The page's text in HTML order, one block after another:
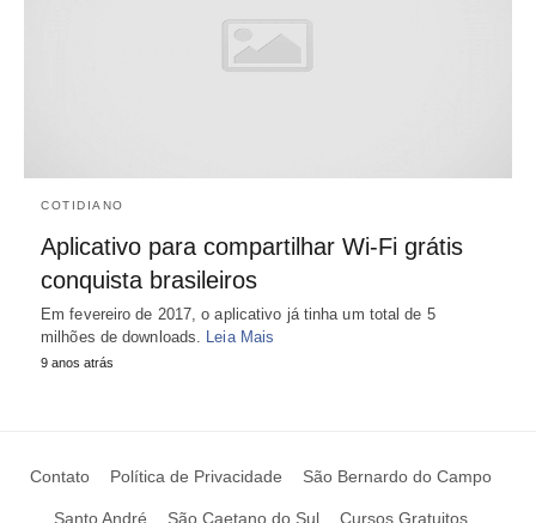
COTIDIANO
Aplicativo para compartilhar Wi-Fi grátis
conquista brasileiros
Em fevereiro de 2017, o aplicativo já tinha um total de 5
milhões de downloads. Leia Mais
9 anos atrás
Contato Política de Privacidade São Bernardo do Campo
Santo André São Caetano do Sul Cursos Gratuitos